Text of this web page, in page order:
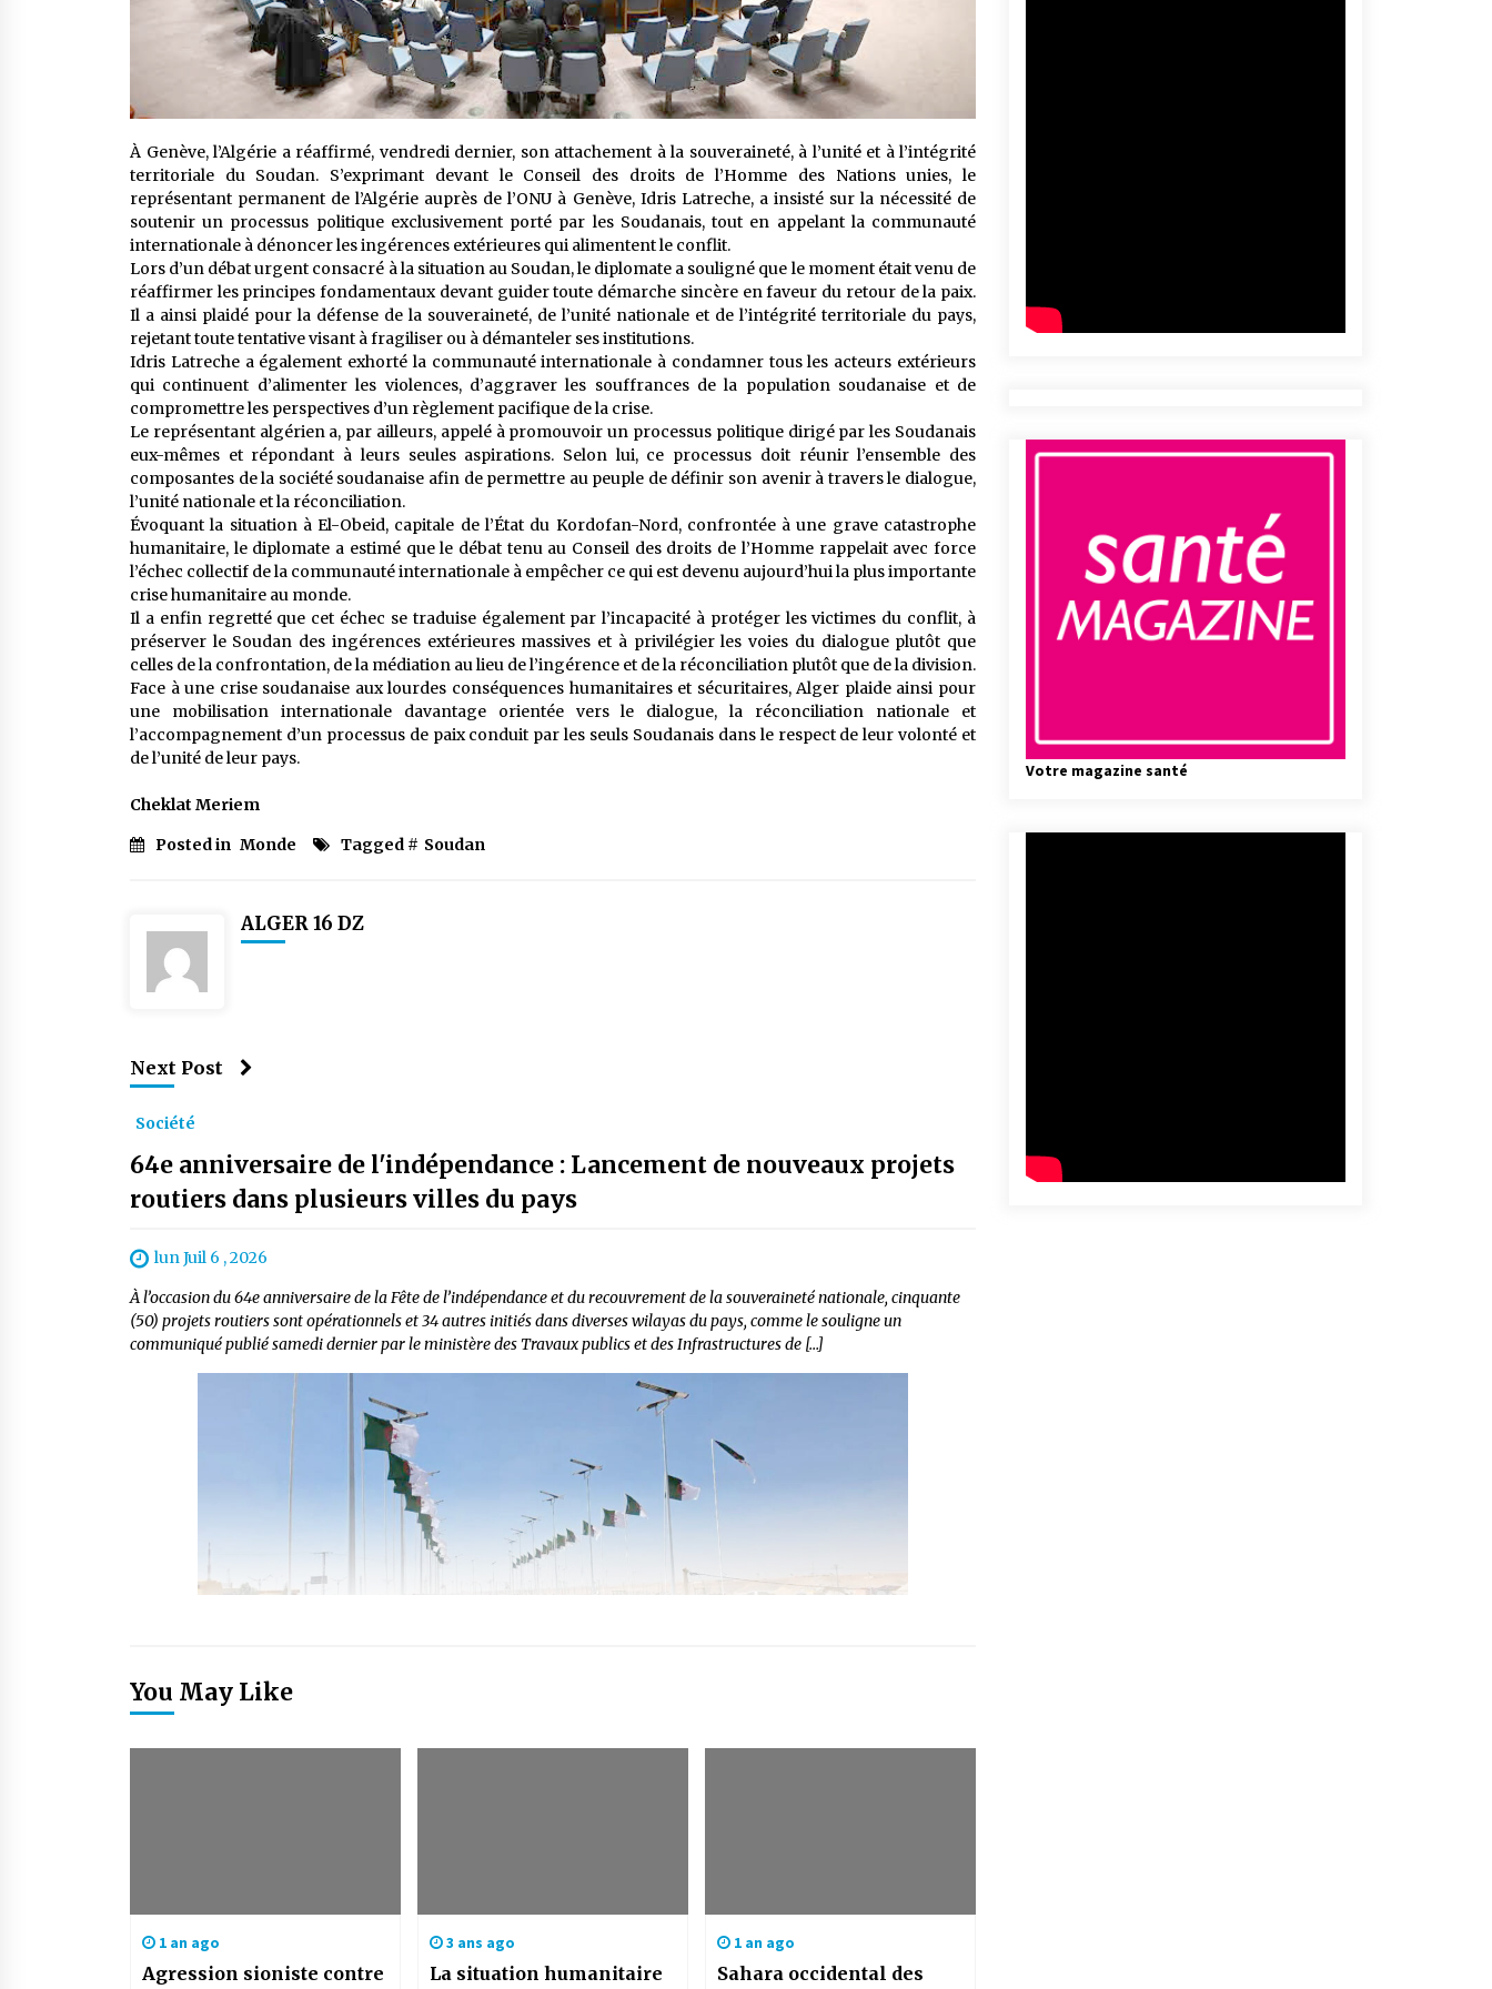
À Genève, l’Algérie a réaffirmé, vendredi dernier, son attachement à la souveraineté, à l’unité et à l’intégrité
territoriale du Soudan. S’exprimant devant le Conseil des droits de l’Homme des Nations unies, le
représentant permanent de l’Algérie auprès de l’ONU à Genève, Idris Latreche, a insisté sur la nécessité de
soutenir un processus politique exclusivement porté par les Soudanais, tout en appelant la communauté
internationale à dénoncer les ingérences extérieures qui alimentent le conflit.
Lors d’un débat urgent consacré à la situation au Soudan, le diplomate a souligné que le moment était venu de
réaffirmer les principes fondamentaux devant guider toute démarche sincère en faveur du retour de la paix.
Il a ainsi plaidé pour la défense de la souveraineté, de l’unité nationale et de l’intégrité territoriale du pays,
rejetant toute tentative visant à fragiliser ou à démanteler ses institutions.
Idris Latreche a également exhorté la communauté internationale à condamner tous les acteurs extérieurs
qui continuent d’alimenter les violences, d’aggraver les souffrances de la population soudanaise et de
compromettre les perspectives d’un règlement pacifique de la crise.
Le représentant algérien a, par ailleurs, appelé à promouvoir un processus politique dirigé par les Soudanais
eux-mêmes et répondant à leurs seules aspirations. Selon lui, ce processus doit réunir l’ensemble des
composantes de la société soudanaise afin de permettre au peuple de définir son avenir à travers le dialogue,
l’unité nationale et la réconciliation.
Évoquant la situation à El-Obeid, capitale de l’État du Kordofan-Nord, confrontée à une grave catastrophe
humanitaire, le diplomate a estimé que le débat tenu au Conseil des droits de l’Homme rappelait avec force
l’échec collectif de la communauté internationale à empêcher ce qui est devenu aujourd’hui la plus importante
crise humanitaire au monde.
Il a enfin regretté que cet échec se traduise également par l’incapacité à protéger les victimes du conflit, à
préserver le Soudan des ingérences extérieures massives et à privilégier les voies du dialogue plutôt que
celles de la confrontation, de la médiation au lieu de l’ingérence et de la réconciliation plutôt que de la division.
Face à une crise soudanaise aux lourdes conséquences humanitaires et sécuritaires, Alger plaide ainsi pour
une mobilisation internationale davantage orientée vers le dialogue, la réconciliation nationale et
l’accompagnement d’un processus de paix conduit par les seuls Soudanais dans le respect de leur volonté et
de l’unité de leur pays.
Cheklat Meriem
Posted in Monde Tagged # Soudan
ALGER 16 DZ
Next Post
Société
64e anniversaire de l'indépendance : Lancement de nouveaux projets
routiers dans plusieurs villes du pays
lun Juil 6 , 2026
À l’occasion du 64e anniversaire de la Fête de l’indépendance et du recouvrement de la souveraineté nationale, cinquante
(50) projets routiers sont opérationnels et 34 autres initiés dans diverses wilayas du pays, comme le souligne un
communiqué publié samedi dernier par le ministère des Travaux publics et des Infrastructures de […]
You May Like
1 an ago
Agression sioniste contre
3 ans ago
La situation humanitaire
1 an ago
Sahara occidental des
Votre magazine santé